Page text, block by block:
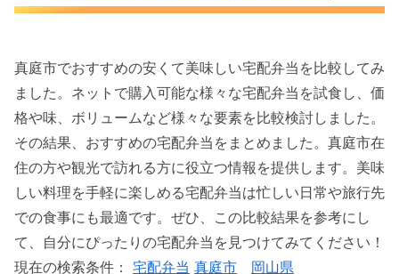
真庭市でおすすめの安くて美味しい宅配弁当を比較してみ
ました。ネットで購入可能な様々な宅配弁当を試食し、価
格や味、ボリュームなど様々な要素を比較検討しました。
その結果、おすすめの宅配弁当をまとめました。真庭市在
住の方や観光で訪れる方に役立つ情報を提供します。美味
しい料理を手軽に楽しめる宅配弁当は忙しい日常や旅行先
での食事にも最適です。ぜひ、この比較結果を参考にし
て、自分にぴったりの宅配弁当を見つけてみてください！
現在の検索条件： 宅配弁当 真庭市 岡山県